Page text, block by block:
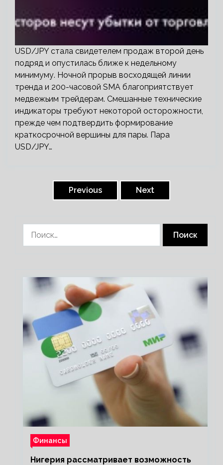
USD/JPY стала свидетелем продаж второй день
подряд и опустилась ближе к недельному
минимуму. Ночной прорыв восходящей линии
тренда и 200-часовой SMA благоприятствует
медвежьим трейдерам. Смешанные технические
индикаторы требуют некоторой осторожности,
прежде чем подтвердить формирование
краткосрочной вершины для пары. Пара
USD/JPY…
Previous Next
Финансы
Нигерия рассматривает возможность